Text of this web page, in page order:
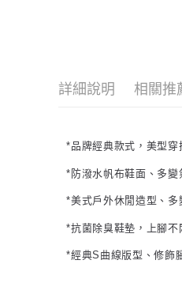
詳細說明 相關推
*品牌經典款式，美型穿
*防潑水帆布鞋面、多變
*美式戶外休閒造型、多
*抗菌除臭鞋墊，上腳不
*經典S曲線版型、修飾